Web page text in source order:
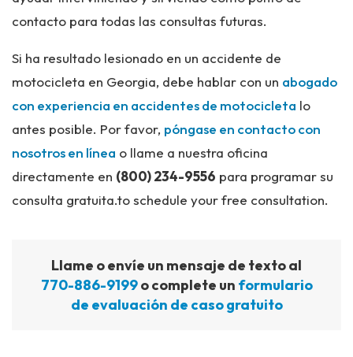
contacto para todas las consultas futuras.
Si ha resultado lesionado en un accidente de
motocicleta en Georgia, debe hablar con un abogado
con experiencia en accidentes de motocicleta lo
antes posible. Por favor, póngase en contacto con
nosotros en línea o llame a nuestra oficina
directamente en (800) 234-9556 para programar su
consulta gratuita.to schedule your free consultation.
Llame o envíe un mensaje de texto al
770-886-9199o complete un formulario
de evaluación de caso gratuito